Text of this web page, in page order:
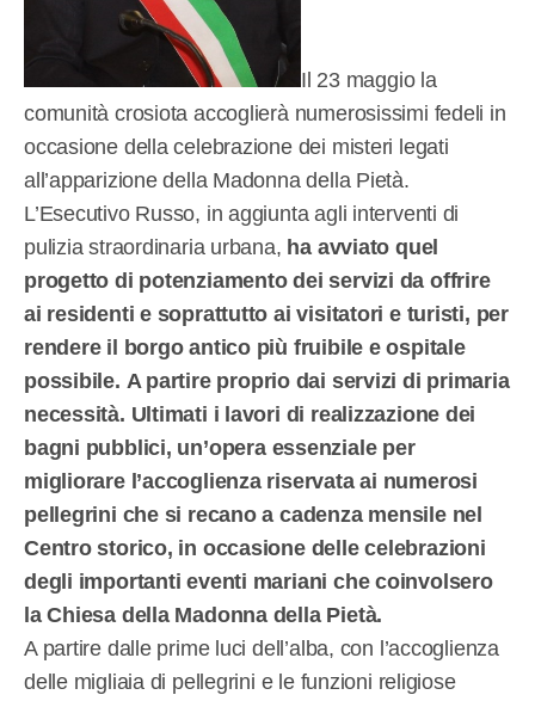
Il 23 maggio la
comunità crosiota accoglierà numerosissimi fedeli in
occasione della celebrazione dei misteri legati
all’apparizione della Madonna della Pietà.
L’Esecutivo Russo, in aggiunta agli interventi di
pulizia straordinaria urbana, ha avviato quel
progetto di potenziamento dei servizi da offrire
ai residenti e soprattutto ai visitatori e turisti, per
rendere il borgo antico più fruibile e ospitale
possibile. A partire proprio dai servizi di primaria
necessità. Ultimati i lavori di realizzazione dei
bagni pubblici, un’opera essenziale per
migliorare l’accoglienza riservata ai numerosi
pellegrini che si recano a cadenza mensile nel
Centro storico, in occasione delle celebrazioni
degli importanti eventi mariani che coinvolsero
la Chiesa della Madonna della Pietà.
A partire dalle prime luci dell’alba, con l’accoglienza
delle migliaia di pellegrini e le funzioni religiose